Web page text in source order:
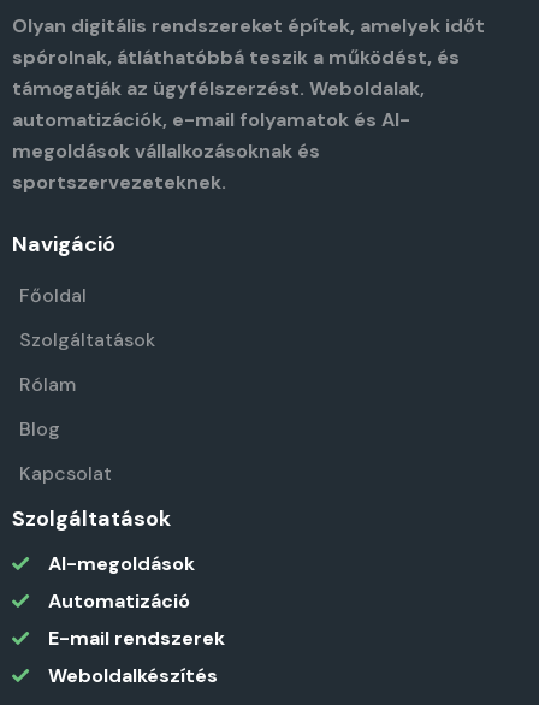
Olyan digitális rendszereket építek, amelyek időt
spórolnak, átláthatóbbá teszik a működést, és
támogatják az ügyfélszerzést. Weboldalak,
automatizációk, e-mail folyamatok és AI-
megoldások vállalkozásoknak és
sportszervezeteknek.
Navigáció
Főoldal
Szolgáltatások
Rólam
Blog
Kapcsolat
Szolgáltatások
AI-megoldások
Automatizáció
E-mail rendszerek
Weboldalkészítés